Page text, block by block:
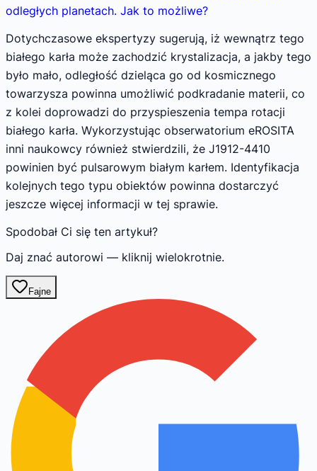
odległych planetach. Jak to możliwe?
Dotychczasowe ekspertyzy sugerują, iż wewnątrz tego
białego karła może zachodzić krystalizacja, a jakby tego
było mało, odległość dzieląca go od kosmicznego
towarzysza powinna umożliwić podkradanie materii, co
z kolei doprowadzi do przyspieszenia tempa rotacji
białego karła. Wykorzystując obserwatorium eROSITA
inni naukowcy również stwierdzili, że J1912-4410
powinien być pulsarowym białym karłem. Identyfikacja
kolejnych tego typu obiektów powinna dostarczyć
jeszcze więcej informacji w tej sprawie.
Spodobał Ci się ten artykuł?
Daj znać autorowi — kliknij wielokrotnie.
Fajne